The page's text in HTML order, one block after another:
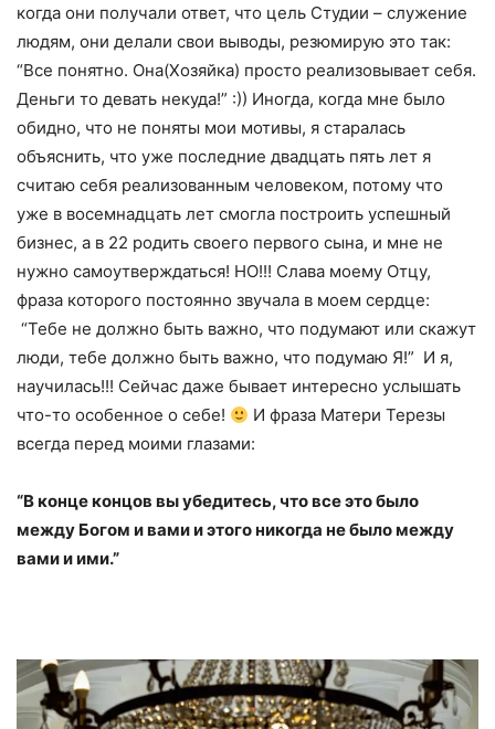
когда они получали ответ, что цель Студии – служение
людям, они делали свои выводы, резюмирую это так:
“Все понятно. Она(Хозяйка) просто реализовывает себя.
Деньги то девать некуда!” :)) Иногда, когда мне было
обидно, что не поняты мои мотивы, я старалась
объяснить, что уже последние двадцать пять лет я
считаю себя реализованным человеком, потому что
уже в восемнадцать лет смогла построить успешный
бизнес, а в 22 родить своего первого сына, и мне не
нужно самоутверждаться! НО!!! Слава моему Отцу,
фраза которого постоянно звучала в моем сердце:
“Тебе не должно быть важно, что подумают или скажут
люди, тебе должно быть важно, что подумаю Я!” И я,
научилась!!! Сейчас даже бывает интересно услышать
что-то особенное о себе!
И фраза Матери Терезы
всегда перед моими глазами:
“В конце концов вы убедитесь, что все это было
между Богом и вами и этого никогда не было между
вами и ими.”